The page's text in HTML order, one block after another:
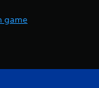
game